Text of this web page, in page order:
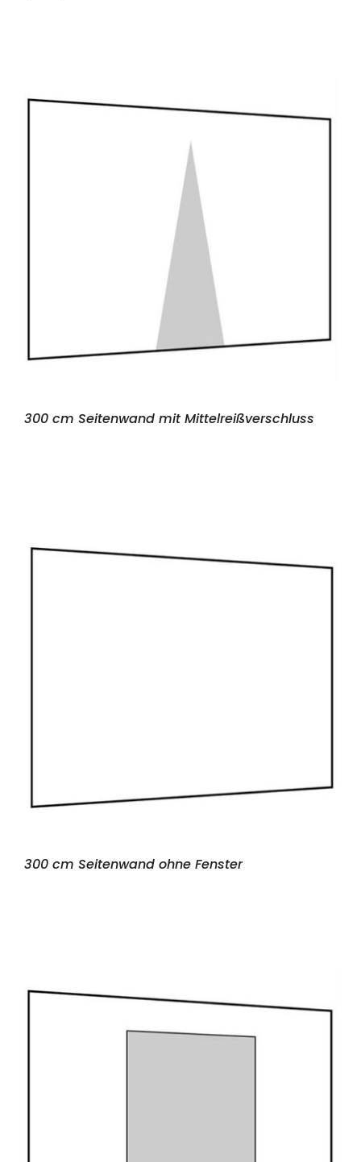
300 cm Seitenwand mit Mittelreißverschluss
300 cm Seitenwand ohne Fenster